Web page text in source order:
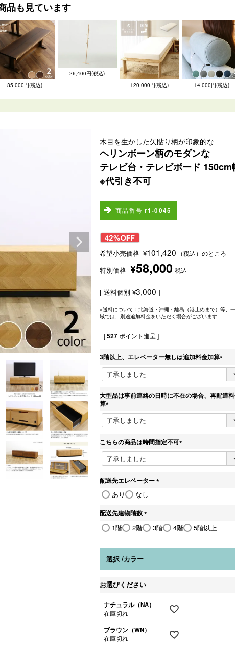
品も見ています
35,000円(税込)
26,400円(税込)
120,000円(税込)
14,000円(税込)
木目を生かした矢貼り柄が印象的な
ヘリンボーン柄のモダンな
テレビ台・テレビボード 150cm
※代引き不可
商品番号 r1-0045
希望小売価格 ¥101,420 （税込）のところ
特別価格 ¥58,000 税込
送料個別 ¥3,000
※送料について：北海道・沖縄・離島（港止めまで）等、
域では、別途追加料金をいただく場合がございます
[527 ポイント進呈 ]
3階以上、エレベーター無しは追加料金加算
(
須
)
大型品は事前連絡の日時に不在の場合、再配達
算
(
必
須
)
こちらの商品は時間指定不可
(
須
配送先エレベーター
あり なし
配送先建物階数
(
必
)
1階 2階 3階 4階 5階以上
選択 カラー
お選びください
ナチュラル（NA）
在庫切れ
—
ブラウン（WN）
在庫切れ
—